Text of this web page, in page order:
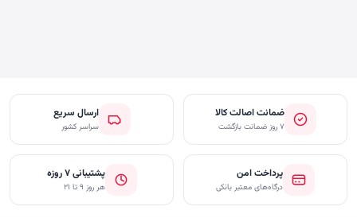
ضمانت اصالت کالا
۷ روز ضمانت بازگشت
ارسال سریع
سراسر کشور
پرداخت امن
درگاه‌های معتبر بانکی
پشتیبانی ۷ روزه
هر روز ۹ تا ۲۱